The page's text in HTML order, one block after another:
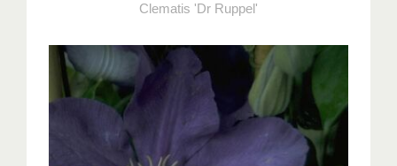
Clematis 'Dr Ruppel'